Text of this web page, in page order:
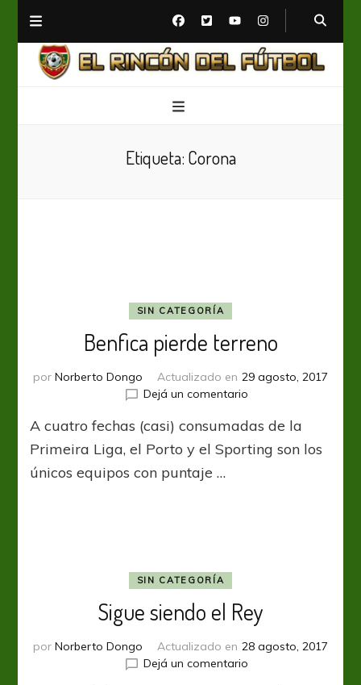
Etiqueta: Corona
SIN CATEGORÍA
Benfica pierde terreno
por Norberto Dongo Actualizado en 29 agosto, 2017
Dejá un comentarioen
pierde
terreno
A cuatro fechas (casi) consumadas de la
Primeira Liga, el Porto y el Sporting son los
únicos equipos con puntaje …
SIN CATEGORÍA
Sigue siendo el Rey
por Norberto Dongo Actualizado en 28 agosto, 2017
Dejá un comentarioen